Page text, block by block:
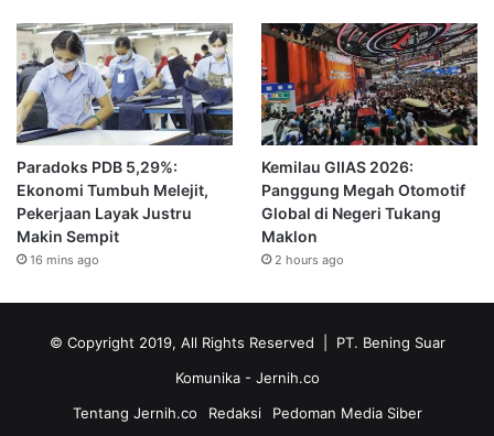
Paradoks PDB 5,29%:
Ekonomi Tumbuh Melejit,
Pekerjaan Layak Justru
Makin Sempit
16 mins ago
Kemilau GIIAS 2026:
Panggung Megah Otomotif
Global di Negeri Tukang
Maklon
2 hours ago
© Copyright 2019, All Rights Reserved | PT. Bening Suar
Komunika - Jernih.co
Tentang Jernih.co
Redaksi Pedoman Media Siber